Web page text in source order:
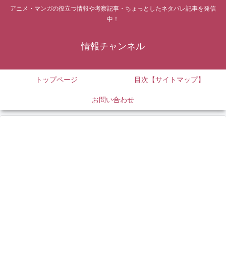
アニメ・マンガの役立つ情報や考察記事・ちょっとしたネタバレ記事を発信
中！
情報チャンネル
トップページ 目次【サイトマップ】
お問い合わせ